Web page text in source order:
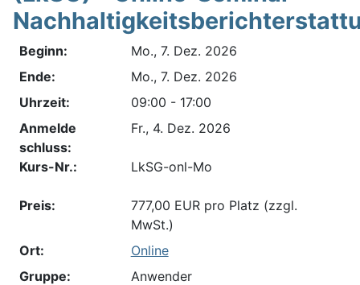
Beginn:
Mo., 7. Dez. 2026
Ende:
Mo., 7. Dez. 2026
Uhrzeit:
09:00 - 17:00
Anmelde​
schluss:
Fr., 4. Dez. 2026
Kurs-Nr.: LkSG-onl-Mo
Preis:
777,00 EUR pro Platz (zzgl.
MwSt.)
Ort:
Online
Gruppe:
Anwender